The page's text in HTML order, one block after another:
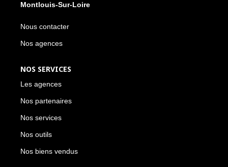
Montlouis-Sur-Loire
Nous contacter
Nos agences
NOS SERVICES
Les agences
Nos partenaires
Nos services
Nos outils
Nos biens vendus